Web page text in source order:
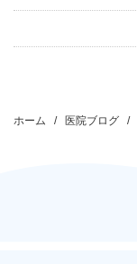
稿
ホーム 医院ブログ